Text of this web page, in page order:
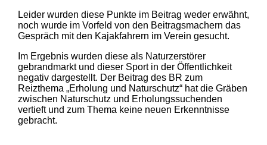
Leider wurden diese Punkte im Beitrag weder erwähnt,
noch wurde im Vorfeld von den Beitragsmachern das
Gespräch mit den Kajakfahrern im Verein gesucht.
Im Ergebnis wurden diese als Naturzerstörer
gebrandmarkt und dieser Sport in der Öffentlichkeit
negativ dargestellt. Der Beitrag des BR zum
Reizthema „Erholung und Naturschutz“ hat die Gräben
zwischen Naturschutz und Erholungssuchenden
vertieft und zum Thema keine neuen Erkenntnisse
gebracht.